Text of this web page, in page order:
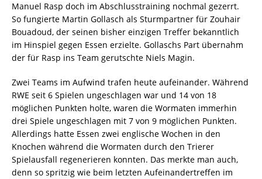
Manuel Rasp doch im Abschlusstraining nochmal gezerrt.
So fungierte Martin Gollasch als Sturmpartner für Zouhair
Bouadoud, der seinen bisher einzigen Treffer bekanntlich
im Hinspiel gegen Essen erzielte. Gollaschs Part übernahm
der für Rasp ins Team gerutschte Niels Magin.
Zwei Teams im Aufwind trafen heute aufeinander. Während
RWE seit 6 Spielen ungeschlagen war und 14 von 18
möglichen Punkten holte, waren die Wormaten immerhin
drei Spiele ungeschlagen mit 7 von 9 möglichen Punkten.
Allerdings hatte Essen zwei englische Wochen in den
Knochen während die Wormaten durch den Trierer
Spielausfall regenerieren konnten. Das merkte man auch,
denn so spritzig wie beim letzten Aufeinandertreffen im